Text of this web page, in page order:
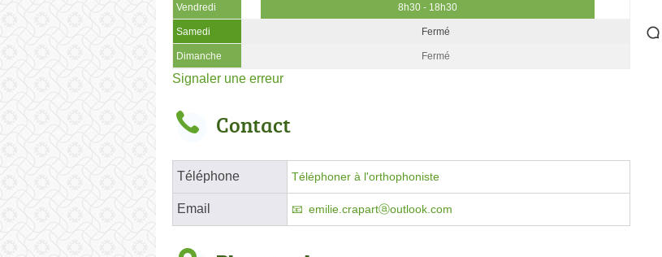
Vendredi 8h30 - 18h30
Samedi Fermé
Dimanche Fermé
Signaler une erreur
Contact
Téléphone Téléphoner à l'orthophoniste
Email emilie.crapartⓐoutlook.com